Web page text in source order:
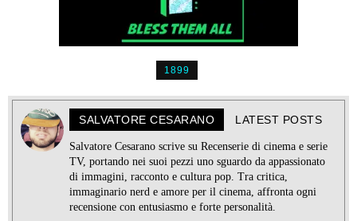
1899
SALVATORE CESARANO LATEST POSTS
Salvatore Cesarano scrive su Recenserie di cinema e serie
TV, portando nei suoi pezzi uno sguardo da appassionato
di immagini, racconto e cultura pop. Tra critica,
immaginario nerd e amore per il cinema, affronta ogni
recensione con entusiasmo e forte personalità.